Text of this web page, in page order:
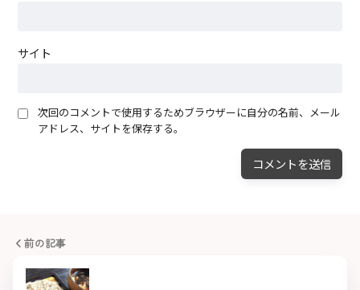
サイト
次回のコメントで使用するためブラウザーに自分の名前、メール
アドレス、サイトを保存する。
前の記事